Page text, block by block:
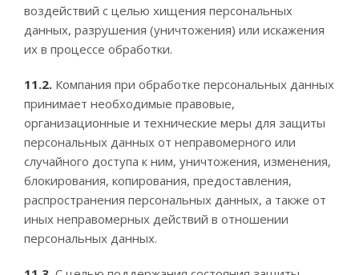
воздействий с целью хищения персональных
данных, разрушения (уничтожения) или искажения
их в процессе обработки.
11.2. Компания при обработке персональных данных
принимает необходимые правовые,
организационные и технические меры для защиты
персональных данных от неправомерного или
случайного доступа к ним, уничтожения, изменения,
блокирования, копирования, предоставления,
распространения персональных данных, а также от
иных неправомерных действий в отношении
персональных данных.